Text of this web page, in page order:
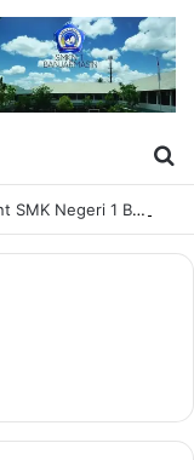
Marching Band Bahana Saka Multitalent SMK Negeri 1 Banjarmasin Borong Prestasi di Festival Borneo Marching Day 2026